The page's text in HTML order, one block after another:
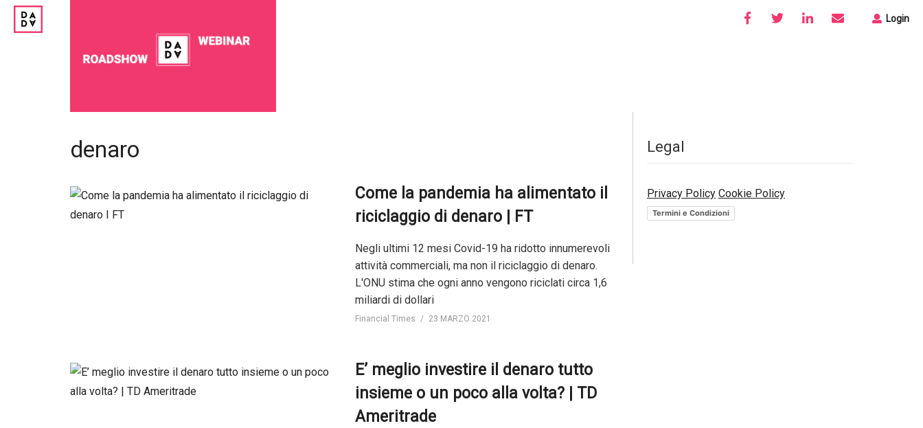
Login
denaro
Come la pandemia ha alimentato il
riciclaggio di denaro | FT
Negli ultimi 12 mesi Covid-19 ha ridotto innumerevoli
attività commerciali, ma non il riciclaggio di denaro.
L'ONU stima che ogni anno vengono riciclati circa 1,6
miliardi di dollari
Financial Times 23 MARZO 2021
E’ meglio investire il denaro tutto
insieme o un poco alla volta? | TD
Ameritrade
Legal
Privacy Policy Cookie Policy
Termini e Condizioni